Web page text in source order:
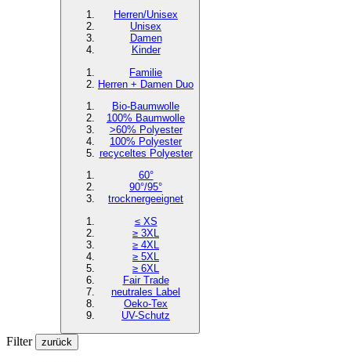
Herren/Unisex
Unisex
Damen
Kinder
Familie
Herren + Damen Duo
Bio-Baumwolle
100% Baumwolle
>60% Polyester
100% Polyester
recyceltes Polyester
60°
90°/95°
trocknergeeignet
≤ XS
≥ 3XL
≥ 4XL
≥ 5XL
≥ 6XL
Fair Trade
neutrales Label
Oeko-Tex
UV-Schutz
Filter zurück